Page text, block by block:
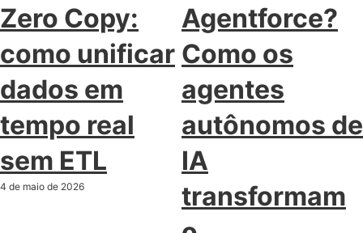
Zero Copy:
como unificar
dados em
tempo real
sem ETL
4 de maio de 2026
Agentforce?
Como os
agentes
autônomos de
IA
transformam